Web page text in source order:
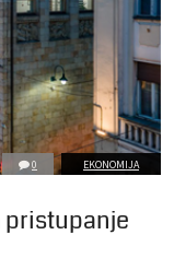
0 EKONOMIJA
pristupanje